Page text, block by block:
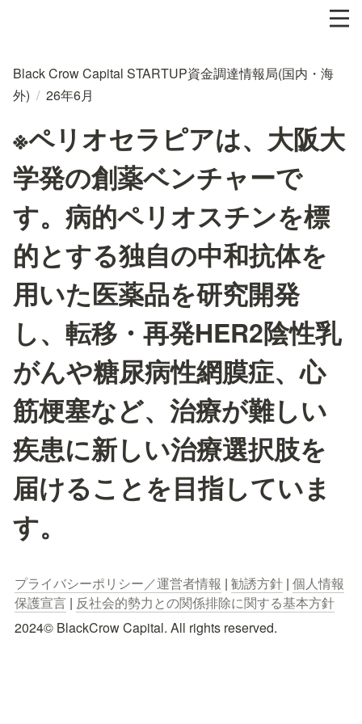
Black Crow Capital STARTUP資金調達情報局(国内・海
外) / 26年6月
※ペリオセラピアは、大阪大
学発の創薬ベンチャーで
す。病的ペリオスチンを標
的とする独自の中和抗体を
用いた医薬品を研究開発
し、転移・再発HER2陰性乳
がんや糖尿病性網膜症、心
筋梗塞など、治療が難しい
疾患に新しい治療選択肢を
届けることを目指していま
す。
プライバシーポリシー／運営者情報 | 勧誘方針 | 個人情報
保護宣言 | 反社会的勢力との関係排除に関する基本方針
2024© BlackCrow Capital. All rights reserved.